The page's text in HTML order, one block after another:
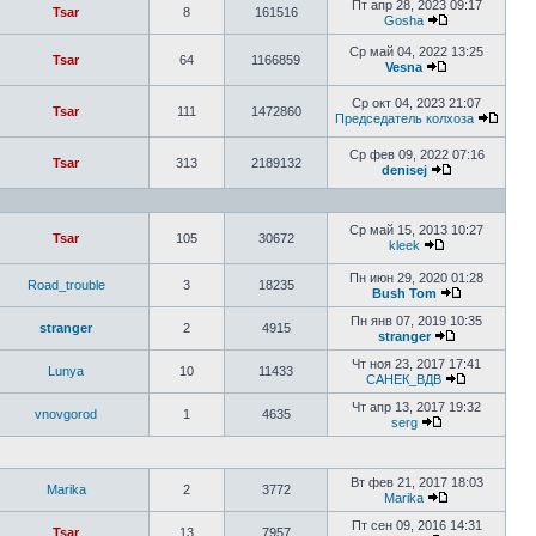
Tsar 8 161516
Пт апр 28, 2023 09:17
Gosha
Tsar 64 1166859
Ср май 04, 2022 13:25
Vesna
Tsar 111 1472860
Ср окт 04, 2023 21:07
Председатель колхоза
Tsar 313 2189132
Ср фев 09, 2022 07:16
denisej
Tsar 105 30672
Ср май 15, 2013 10:27
kleek
Road_trouble 3 18235
Пн июн 29, 2020 01:28
Bush Tom
stranger 2 4915
Пн янв 07, 2019 10:35
stranger
Lunya 10 11433
Чт ноя 23, 2017 17:41
САНЕК_ВДВ
vnovgorod 1 4635
Чт апр 13, 2017 19:32
serg
Marika 2 3772
Вт фев 21, 2017 18:03
Marika
Tsar 13 7957
Пт сен 09, 2016 14:31